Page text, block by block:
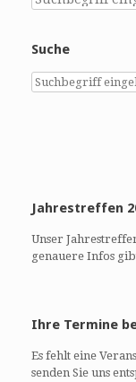
Suche
Jahrestreffen
Unser
genauere Infos
Ihre Termine
Es fehlt eine
senden Sie uns